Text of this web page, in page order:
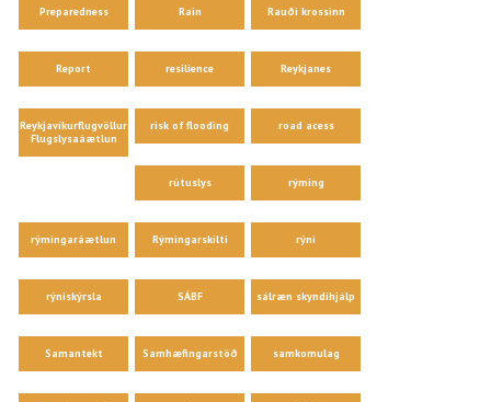
Preparedness Rain Rauði krossinn
Report resilience Reykjanes
Reykjavíkurflugvöllur
Flugslysaáætlun
risk of flooding road acess
rútuslys rýming
rýmingaráætlun Rýmingarskilti rýni
rýniskýrsla SÁBF sálræn skyndihjálp
Samantekt Samhæfingarstöð samkomulag